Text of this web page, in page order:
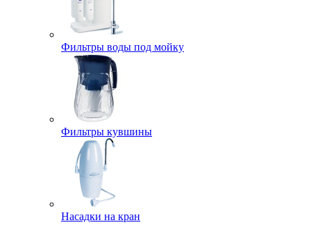
Фильтры воды под мойку
Фильтры кувшины
Насадки на кран